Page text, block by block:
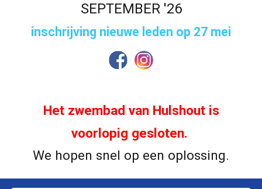
SEPTEMBER '26
inschrijving nieuwe leden op 27 mei
Het zwembad van Hulshout is
voorlopig gesloten.
We hopen snel op een oplossing.